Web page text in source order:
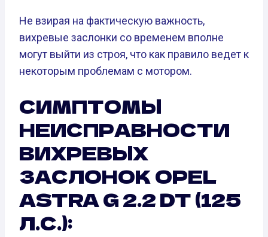
Не взирая на фактическую важность,
вихревые заслонки со временем вполне
могут выйти из строя, что как правило ведет к
некоторым проблемам с мотором.
СИМПТОМЫ
НЕИСПРАВНОСТИ
ВИХРЕВЫХ
ЗАСЛОНОК OPEL
ASTRA G 2.2 DT (125
Л.С.):